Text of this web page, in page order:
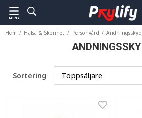
MENY
Hem / Hälsa & Skönhet / Personvård /
Sortering